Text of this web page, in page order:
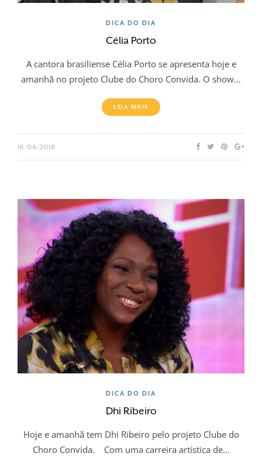
DICA DO DIA
Célia Porto
A cantora brasiliense Célia Porto se apresenta hoje e
amanhã no projeto Clube do Choro Convida. O show…
LEIA MAIS
16/04/2018
DICA DO DIA
Dhi Ribeiro
Hoje e amanhã tem Dhi Ribeiro pelo projeto Clube do
Choro Convida. Com uma carreira artística de…